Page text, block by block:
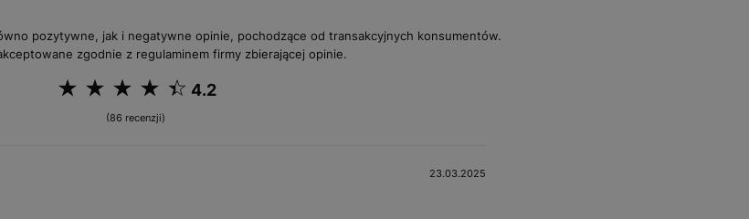
pozytywne, jak i negatywne opinie, pochodzące od transakcyjnych konsumentów.
zgodnie z regulaminem firmy zbierającej opinie.
4.2
(86 recenzji)
23.03.2025